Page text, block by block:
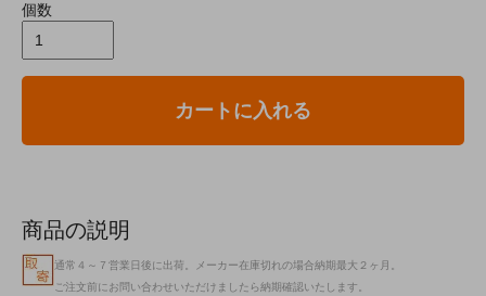
個数
カートに入れる
商品の説明
通常４～７営業日後に出荷。メーカー在庫切れの場合納期最大２ヶ月。
ご注文前にお問い合わせいただけましたら納期確認いたします。